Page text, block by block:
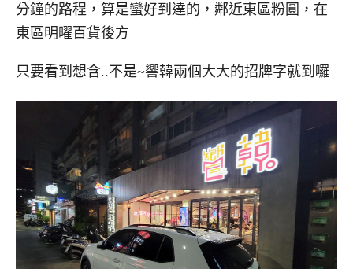
分鐘的路程，算是蠻好到達的，鄰近東區粉圓，在
東區明曜百貨後方
只要看到想含..不是~響韓兩個大大的招牌字就到囉